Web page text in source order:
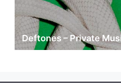
Deftones – Private